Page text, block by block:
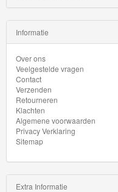
collectie
Märklin
My
World
Treinen
Marklin
Start-
Up
Treinen
Informatie
Over ons
Veelgestelde vragen
Contact
Verzenden
Retourneren
Klachten
Algemene voorwaarden
Privacy Verklaring
Sitemap
Extra Informatie